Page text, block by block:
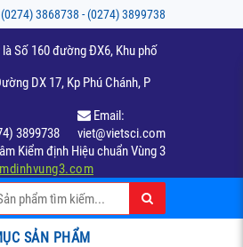
(0274) 3868738 - (0274) 3899738
Số 160 đường ĐX6, Khu phố
DX 17, Kp Phú Chánh, P
Email:
viet@vietsci.com
3899738
Kiểm định Hiệu chuẩn Vùng 3
SẢN PHẨM